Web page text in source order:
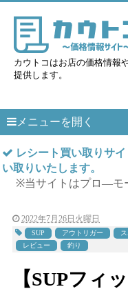
カウトコはお店の価格情報
提供します。
メニューを開く
レシート買い取りサ
い取りいたします。
※当サイトはプロ―モ
2022年7月26日火曜日
SUP アウトリガー
レビュー
釣り
【SUPフィ